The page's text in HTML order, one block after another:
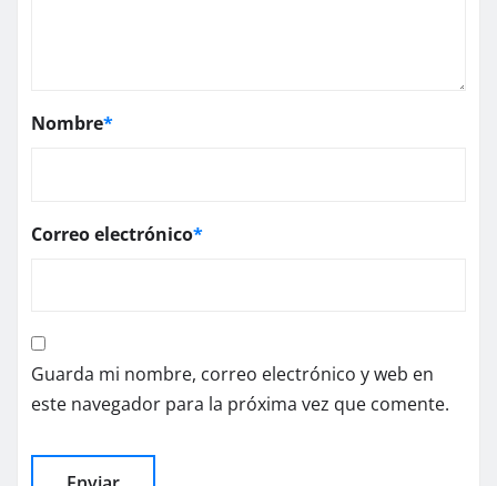
Nombre*
Correo electrónico*
Guarda mi nombre, correo electrónico y web en
este navegador para la próxima vez que comente.